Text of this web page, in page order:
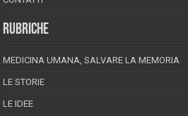
RUBRICHE
MEDICINA UMANA, SALVARE LA MEMORIA
LE STORIE
LE IDEE